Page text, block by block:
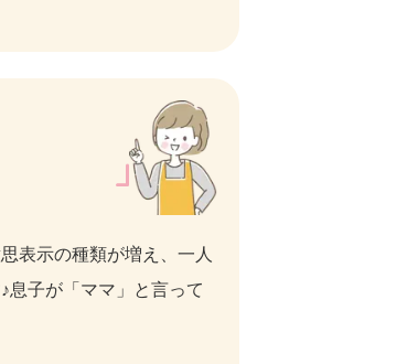
表示の種類が増え、一人
息子が「ママ」と言って